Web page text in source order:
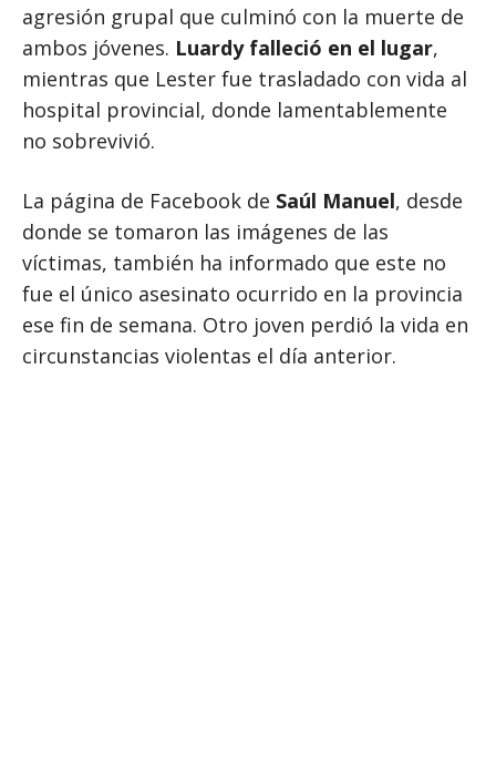
agresión grupal que culminó con la muerte de
ambos jóvenes. Luardy falleció en el lugar,
mientras que Lester fue trasladado con vida al
hospital provincial, donde lamentablemente
no sobrevivió.
La página de Facebook de Saúl Manuel, desde
donde se tomaron las imágenes de las
víctimas, también ha informado que este no
fue el único asesinato ocurrido en la provincia
ese fin de semana. Otro joven perdió la vida en
circunstancias violentas el día anterior.